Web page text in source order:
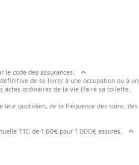
code des assurances.
de se livrer à une occupation ou à un
actes ordinaires de la vie (faire sa toilette,
leur quotidien, de la fréquence des soins, des
TTC de 1.60€ pour 1 000€ assurés.